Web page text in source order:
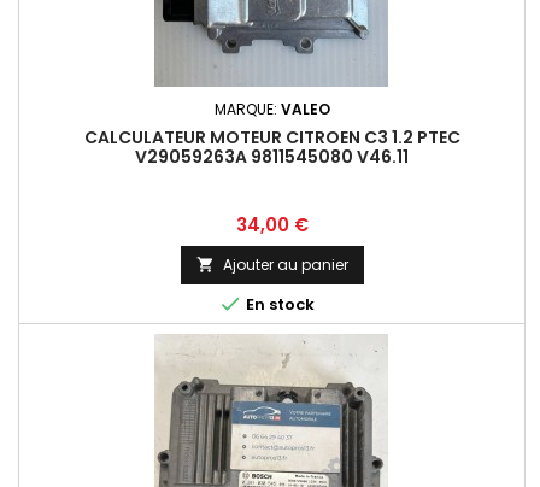
MARQUE: VALEO
CALCULATEUR MOTEUR CITROEN C3 1.2 PTEC
V29059263A 9811545080 V46.11
Prix
34,00 €
 Ajouter au panier
 En stock